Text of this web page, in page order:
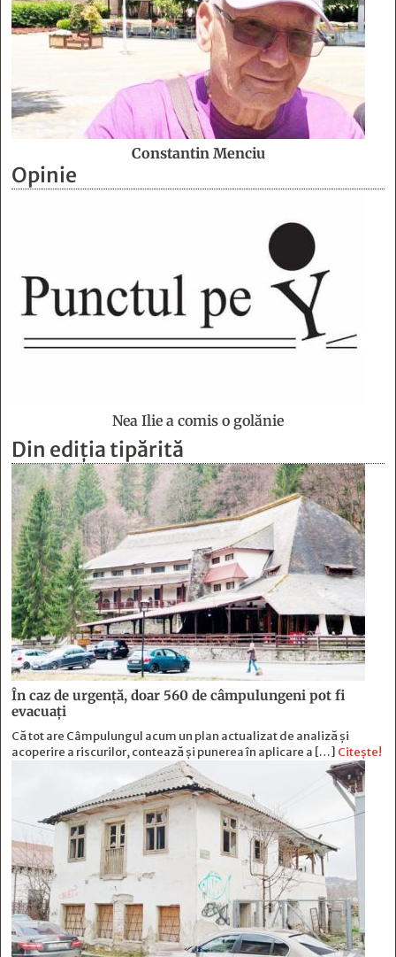
Constantin Menciu
Opinie
Nea Ilie a comis o golănie
Din ediția tipărită
În caz de urgență, doar 560 de câmpulungeni pot fi
evacuați
Că tot are Câmpulungul acum un plan actualizat de analiză și
acoperire a riscurilor, contează și punerea în aplicare a […] Citește!